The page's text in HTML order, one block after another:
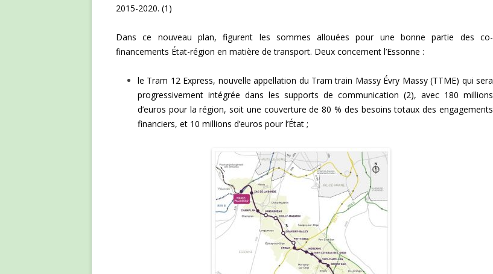
2015-2020. (1)
Dans ce nouveau plan, figurent les sommes allouées pour une bonne partie des co-
financements État-région en matière de transport. Deux concernent l’Essonne :
le Tram 12 Express, nouvelle appellation du Tram train Massy Évry Massy (TTME) qui sera
progressivement intégrée dans les supports de communication (2), avec 180 millions
d’euros pour la région, soit une couverture de 80 % des besoins totaux des engagements
financiers, et 10 millions d’euros pour l’État ;